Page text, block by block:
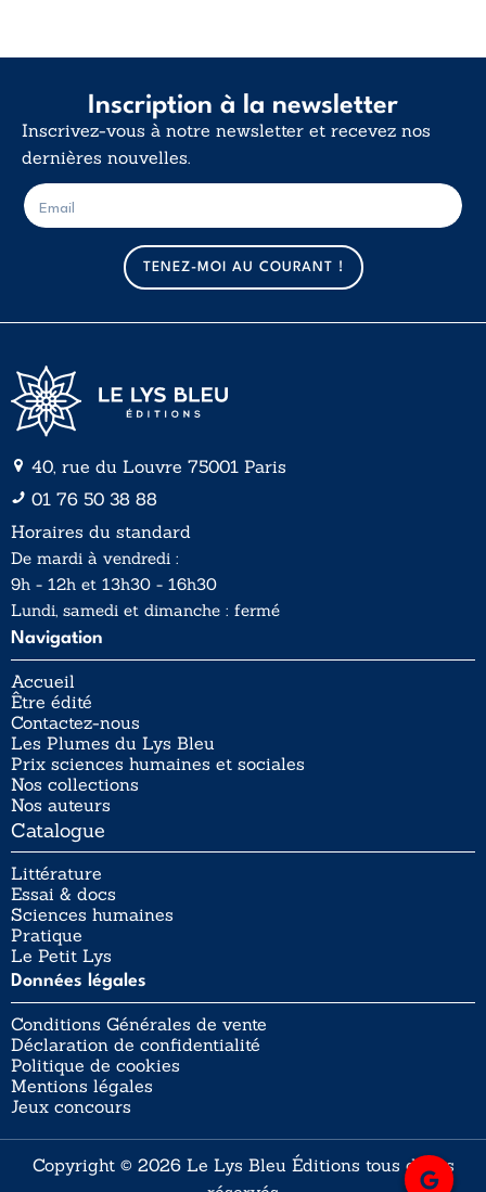
Inscription à la newsletter
Inscrivez-vous à notre newsletter et recevez nos
dernières nouvelles.
m
a
i
l
E
-
m
TENEZ-MOI AU COURANT !
40, rue du Louvre 75001 Paris
01 76 50 38 88
Horaires du standard
De mardi à vendredi :
9h - 12h et 13h30 - 16h30
Lundi, samedi et dimanche : fermé
Navigation
Accueil
Être édité
Contactez-nous
Les Plumes du Lys Bleu
Prix sciences humaines et sociales
Nos collections
Nos auteurs
Catalogue
Littérature
Essai & docs
Sciences humaines
Pratique
Le Petit Lys
Données légales
Conditions Générales de vente
Déclaration de confidentialité
Politique de cookies
Mentions légales
Jeux concours
Copyright © 2026 Le Lys Bleu Éditions tous droits